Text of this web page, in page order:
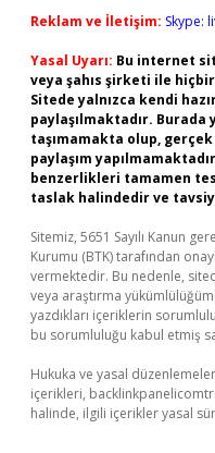
Reklam ve İletişim: Skype:
Yasal Uyarı: Bu internet
veya şahıs şirketi ile
Sitede yalnızca kendi
paylaşılmaktadır.
taşımamakta olup,
paylaşım
benzerlikleri tamamen
taslak halindedir ve
Sitemiz, 5651 Sayılı Kanun
Kurumu (BTK) tarafından
vermektedir. Bu nedenle,
veya araştırma
yazdıkları içeriklerin
bu sorumluluğu kabul etmiş
Hukuka ve yasal
içerikleri,
halinde, ilgili içerikler yasal